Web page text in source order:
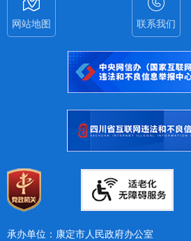
网站地图 联系我们
承办单位：康定市人民政府办公室